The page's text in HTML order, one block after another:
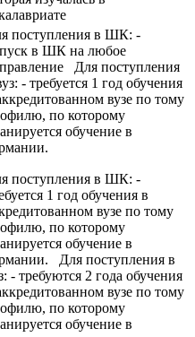
поступления в ШК: -
в ШК на любое
Для поступления
- требуется 1 год обучения
вузе по тому
по которому
обучение в
поступления в ШК: -
1 год обучения в
вузе по тому
по которому
обучение в
Для поступления в
- требуются 2 года обучения
вузе по тому
по которому
обучение в